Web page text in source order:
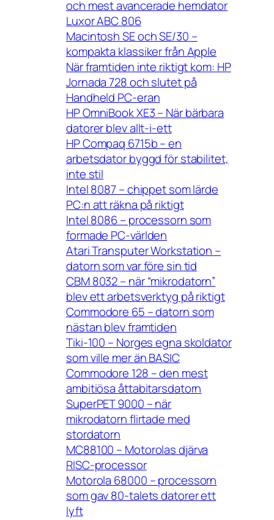
och mest avancerade hemdator
Luxor ABC 806
Macintosh SE och SE/30 –
kompakta klassiker från Apple
När framtiden inte riktigt kom: HP
Jornada 728 och slutet på
Handheld PC-eran
HP OmniBook XE3 – När bärbara
datorer blev allt-i-ett
HP Compaq 6715b – en
arbetsdator byggd för stabilitet,
inte stil
Intel 8087 – chippet som lärde
PC:n att räkna på riktigt
Intel 8086 – processorn som
formade PC-världen
Atari Transputer Workstation –
datorn som var före sin tid
CBM 8032 – när “mikrodatorn”
blev ett arbetsverktyg på riktigt
Commodore 65 – datorn som
nästan blev framtiden
Tiki-100 – Norges egna skoldator
som ville mer än BASIC
Commodore 128 – den mest
ambitiösa åttabitarsdatorn
SuperPET 9000 – när
mikrodatorn flirtade med
stordatorn
MC88100 – Motorolas djärva
RISC-processor
Motorola 68000 – processorn
som gav 80-talets datorer ett
lyft